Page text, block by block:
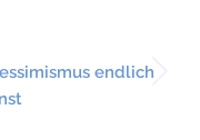
endlich